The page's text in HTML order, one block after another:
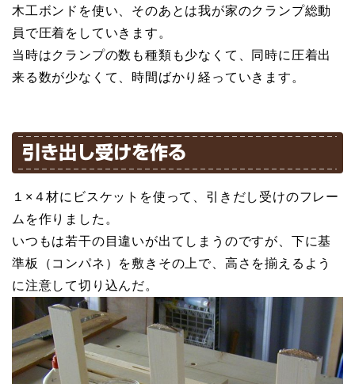
木工ボンドを使い、そのあとは我が家のクランプ総動
員で圧着をしていきます。
当時はクランプの数も種類も少なくて、同時に圧着出
来る数が少なくて、時間ばかり経っていきます。
引き出し受けを作る
１×４材にビスケットを使って、引きだし受けのフレー
ムを作りました。
いつもは若干の目違いが出てしまうのですが、下に基
準板（コンパネ）を敷きその上で、高さを揃えるよう
に注意して切り込んだ。